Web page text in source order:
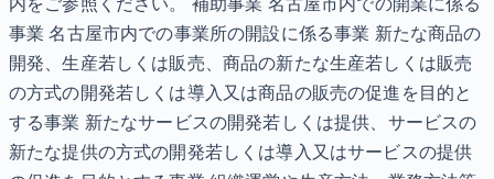
内をご参照ください。 補助事業 名古屋市内での開業に係る
事業 名古屋市内での事業所の開設に係る事業 新たな商品の
開発、生産若しくは販売、商品の新たな生産若しくは販売
の方式の開発若しくは導入又は商品の販売の促進を目的と
する事業 新たなサービスの開発若しくは提供、サービスの
新たな提供の方式の開発若しくは導入又はサービスの提供